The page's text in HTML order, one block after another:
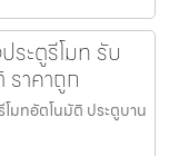
ระตูรีโมท รับ
ราคาถูก
มทอัตโนมัติ ประตูบาน